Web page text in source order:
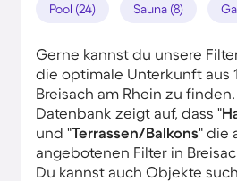
Pool (24) Sauna (8)
Gerne kannst du unsere
die optimale Unterkunft aus
Breisach am Rhein zu
Datenbank zeigt auf, dass "
und "Terrassen/Balkons" die
angebotenen Filter in
Du kannst auch Objekte